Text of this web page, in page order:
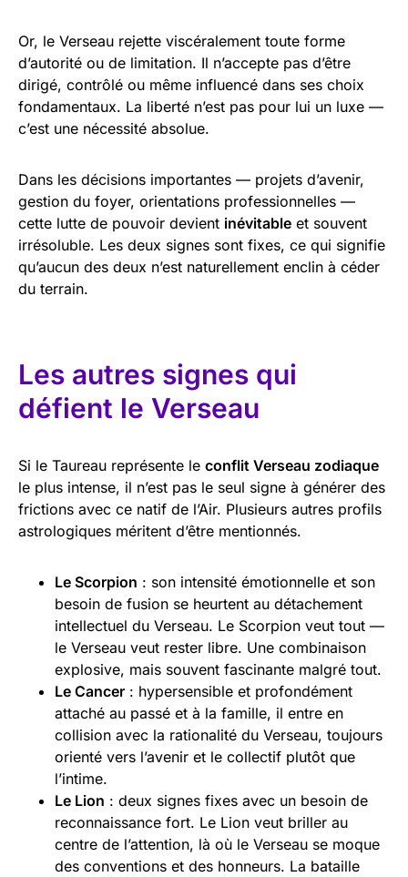
Or, le Verseau rejette viscéralement toute forme
d’autorité ou de limitation. Il n’accepte pas d’être
dirigé, contrôlé ou même influencé dans ses choix
fondamentaux. La liberté n’est pas pour lui un luxe —
c’est une nécessité absolue.
Dans les décisions importantes — projets d’avenir,
gestion du foyer, orientations professionnelles —
cette lutte de pouvoir devient inévitable et souvent
irrésoluble. Les deux signes sont fixes, ce qui signifie
qu’aucun des deux n’est naturellement enclin à céder
du terrain.
Les autres signes qui
défient le Verseau
Si le Taureau représente le conflit Verseau zodiaque
le plus intense, il n’est pas le seul signe à générer des
frictions avec ce natif de l’Air. Plusieurs autres profils
astrologiques méritent d’être mentionnés.
Le Scorpion : son intensité émotionnelle et son
besoin de fusion se heurtent au détachement
intellectuel du Verseau. Le Scorpion veut tout —
le Verseau veut rester libre. Une combinaison
explosive, mais souvent fascinante malgré tout.
Le Cancer : hypersensible et profondément
attaché au passé et à la famille, il entre en
collision avec la rationalité du Verseau, toujours
orienté vers l’avenir et le collectif plutôt que
l’intime.
Le Lion : deux signes fixes avec un besoin de
reconnaissance fort. Le Lion veut briller au
centre de l’attention, là où le Verseau se moque
des conventions et des honneurs. La bataille